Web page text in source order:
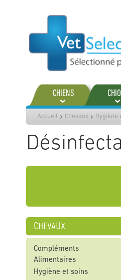
contenu
CHIENS
Accueil Chevaux Hygiène
chevaux
Compléments
Alimentaires
Hygiène et soins